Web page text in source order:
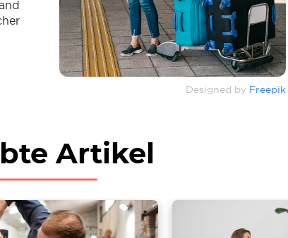
Designed by Freepik
Artikel